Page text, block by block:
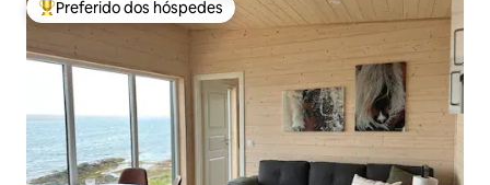
Entre os melhores preferidos dos hóspedes
Preferido dos hóspedes